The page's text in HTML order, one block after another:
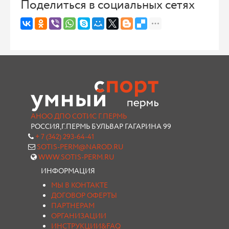
Поделиться в социальных сетях
АНОО ДПО СОТИС Г.ПЕРМЬ
РОССИЯ,Г.ПЕРМЬ БУЛЬВАР ГАГАРИНА 99
+ 7 (342) 293-64-41
SOTIS-PERM@NAROD.RU
WWW.SOTIS-PERM.RU
ИНФОРМАЦИЯ
МЫ В КОНТАКТЕ
ДОГОВОР ОФЕРТЫ
ПАРТНЕРАМ
ОРГАНИЗАЦИИ
ИНСТРУКЦИИ&FAQ